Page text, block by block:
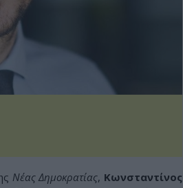
Νέας Δημοκρατίας, Κωνσταντίνος